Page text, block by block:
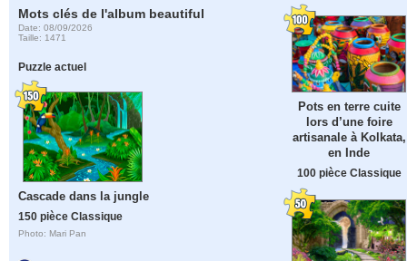
Mots clés de l'album beautiful
Date: 08/09/2026
Taille: 1471
Puzzle actuel
Cascade dans la jungle
150 pièce Classique
Photo: Mari Pan
Pots en terre cuite
lors d’une foire
artisanale à Kolkata,
en Inde
100 pièce Classique